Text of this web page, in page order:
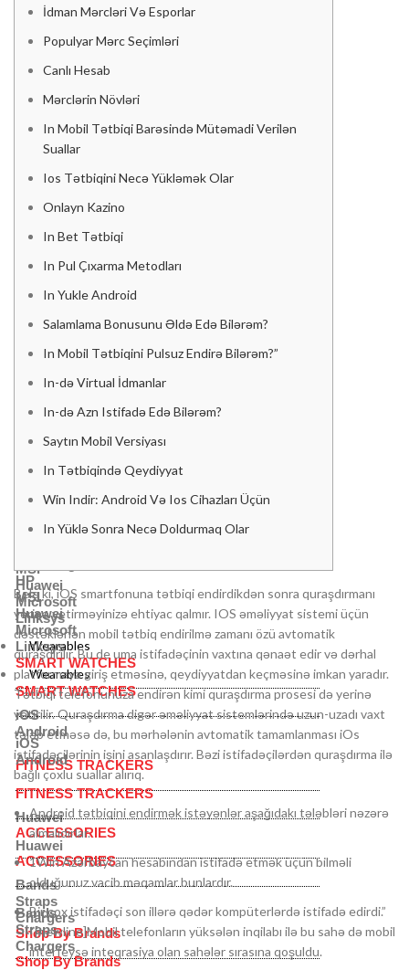
Monitor
PRINTERS & SCANNERS
Printer
TABLETS
IPads
Android
ACCESSORIES
Routers
Memory Cards
Mouse & Keyboard
Others
Apple
Lenovo
Asus
Samsung
MSI
Huawei
Microsoft
Linksys
Wearables
SMART WATCHES
iOS
Android
FITNESS TRACKERS
Huawei
ACCESSORIES
Bands
Straps
Chargers
Shop By Brands
Laptops
Monitor
PRINTERS & SCANNERS
Printer
Inks & Catridges
IPads
Android
ACCESSORIES
Routers
Memory Cards
Mouse & Keyboard
Headset
Others
Apple
Benq
Lenovo
Asus
HP
MSI
Huawei
Microsoft
Linksys
Wearables
SMART WATCHES
iOS
Android
FITNESS TRACKERS
Huawei
ACCESSORIES
Bands
Straps
Chargers
Shop By Brands
İdman Mərcləri Və Esporlar
Populyar Mərc Seçimləri
Canlı Hesab
Mərclərin Növləri
In Mobil Tətbiqi Barəsində Mütəmadi Verilən
Suallar
Ios Tətbiqini Necə Yükləmək Olar
Onlayn Kazino
In Bet Tətbiqi
In Pul Çıxarma Metodları
In Yukle Android
Salamlama Bonusunu Əldə Edə Bilərəm?
In Mobil Tətbiqini Pulsuz Endirə Bilərəm?”
In-də Virtual İdmanlar
In-də Azn Istifadə Edə Bilərəm?
Saytın Mobil Versiyası
In Tətbiqində Qeydiyyat
Win Indir: Android Və Ios Cihazları Üçün
In Yüklə Sonra Necə Doldurmaq Olar
Belə ki, iOS smartfonuna tətbiqi endirdikdən sonra quraşdırmanı
yerinə yetirməyinizə ehtiyac qalmır. IOS əməliyyat sistemi üçün
dəstəklənən mobil tətbiq endirilmə zamanı özü avtomatik
quraşdırılır. Bu de uma istifadəçinin vaxtına qənaət edir və dərhal
platformaya giriş etməsinə, qeydiyyatdan keçməsinə imkan yaradır.
Tətbiqi telefonunuza endirən kimi quraşdırma prosesi də yerinə
yetirilir. Quraşdırma digər əməliyyat sistemlərində uzun-uzadı vaxt
tələb etməsə də, bu mərhələnin avtomatik tamamlanması iOs
istifadəçilərinin işini asanlaşdırır. Bəzi istifadəçilərdən quraşdırma ilə
bağlı çoxlu suallar alırıq.
Android tətbiqini endirmək istəyənlər aşağıdakı tələbləri nəzərə
almalıdırlar.
1Win Azərbaycan hesabından istifadə etmək üçün bilməli
olduğunuz vacib məqamlar bunlardır.
Bir çox istifadəçi son illərə qədər kompüterlərdə istifadə edirdi.”
“[newline]Mobil telefonların yüksələn inqilabı ilə bu sahə də mobil
interfeysə inteqrasiya olan sahələr sırasına qoşuldu.